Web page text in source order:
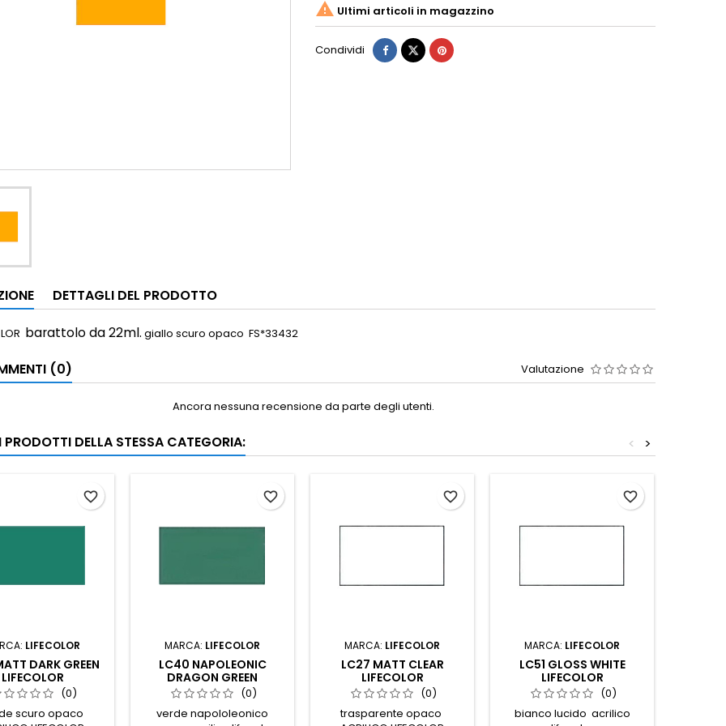
 Ultimi articoli in magazzino
Condividi
DETTAGLI DEL PRODOTTO
barattolo da 22ml. giallo scuro opaco FS*33432
(0) Valutazione
Ancora nessuna recensione da parte degli utenti.
PRODOTTI DELLA STESSA CATEGORIA: >
<
LIFECOLOR
DARK GREEN
LIFECOLOR
(0)
scuro opaco
favorite_border
MARCA: LIFECOLOR
LC40 NAPOLEONIC
DRAGON GREEN
LIFECOLOR(0)
verde napololeonico
favorite_border
MARCA: LIFECOLOR
LC27 MATT CLEAR
LIFECOLOR
(0)
trasparente opaco
favorite_border
MARCA: LIFECOLOR
LC51 GLOSS WHITE
LIFECOLOR
(0)
bianco lucido acrilico
favorite_border